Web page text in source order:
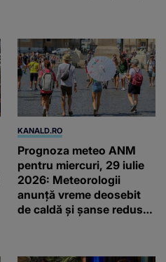
KANALD.RO
Prognoza meteo ANM
pentru miercuri, 29 iulie
2026: Meteorologii
anunță vreme deosebit
de caldă și șanse reduse